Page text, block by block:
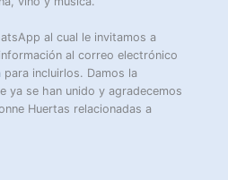
al cual le invitamos a
al correo electrónico
para incluirlos. Damos la
ya se han unido y agradecemos
Huertas relacionadas a